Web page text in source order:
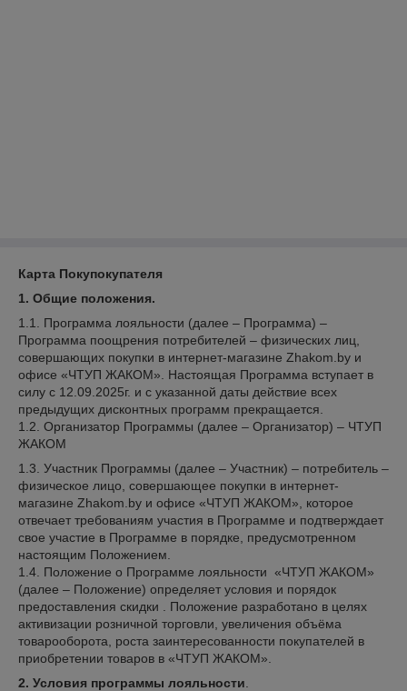
Карта Покупокупателя
1. Общие положения.
1.1. Программа лояльности (далее – Программа) –
Программа поощрения потребителей – физических лиц,
совершающих покупки в интернет-магазине Zhakom.by и
офисе «ЧТУП ЖАКОМ». Настоящая Программа вступает в
силу с 12.09.2025г. и с указанной даты действие всех
предыдущих дисконтных программ прекращается.
1.2. Организатор Программы (далее – Организатор) – ЧТУП
ЖАКОМ
1.3. Участник Программы (далее – Участник) – потребитель –
физическое лицо, совершающее покупки в интернет-
магазине Zhakom.by и офисе «ЧТУП ЖАКОМ», которое
отвечает требованиям участия в Программе и подтверждает
свое участие в Программе в порядке, предусмотренном
настоящим Положением.
1.4. Положение о Программе лояльности «ЧТУП ЖАКОМ»
(далее – Положение) определяет условия и порядок
предоставления скидки . Положение разработано в целях
активизации розничной торговли, увеличения объёма
товарооборота, роста заинтересованности покупателей в
приобретении товаров в «ЧТУП ЖАКОМ».
2. Условия программы лояльности